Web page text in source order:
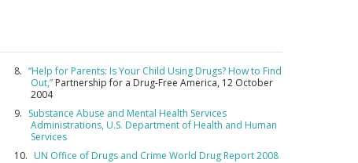
“Help for Parents: Is Your Child Using Drugs? How to Find
Out,”Partnership for a Drug-Free America, 12 October
2004
Substance Abuse and Mental Health Services
Administrations, U.S. Department of Health and Human
Services
UN Office of Drugs and Crime World Drug Report 2008
NÃO OBRIGADO.